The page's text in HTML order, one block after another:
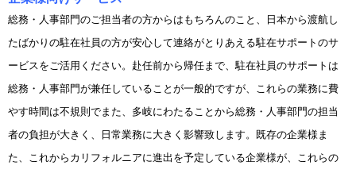
総務・人事部門のご担当者の方からはもちろんのこと、日本から渡航し
たばかりの駐在社員の方が安心して連絡がとりあえる駐在サポートのサ
ービスをご活用ください。 赴任前から帰任まで、駐在社員のサポートは
総務・人事部門が兼任していることが一般的ですが、これらの業務に費
やす時間は不規則でまた、多岐にわたることから総務・人事部門の担当
者の負担が大きく、日常業務に大きく影響致します。既存の企業様ま
た、これからカリフォルニアに進出を予定している企業様が、これらの